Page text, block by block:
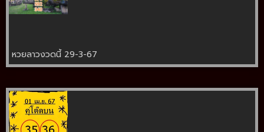
หวยลาวงวดนี้ 29-3-67